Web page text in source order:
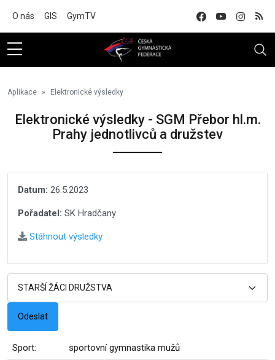
O nás GIS GymTV
Aplikace Elektronické výsledky
Elektronické výsledky - SGM Přebor hl.m.
Prahy jednotlivců a družstev
Datum: 26.5.2023
Pořadatel: SK Hradčany
Stáhnout výsledky
Sport: sportovní gymnastika mužů